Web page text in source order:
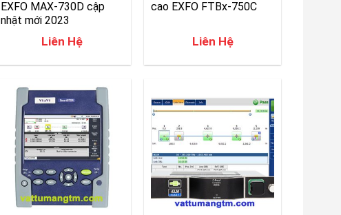
EXFO MAX-730D cập
nhật mới 2023
Liên Hệ
cao EXFO FTBx-750C
Liên Hệ